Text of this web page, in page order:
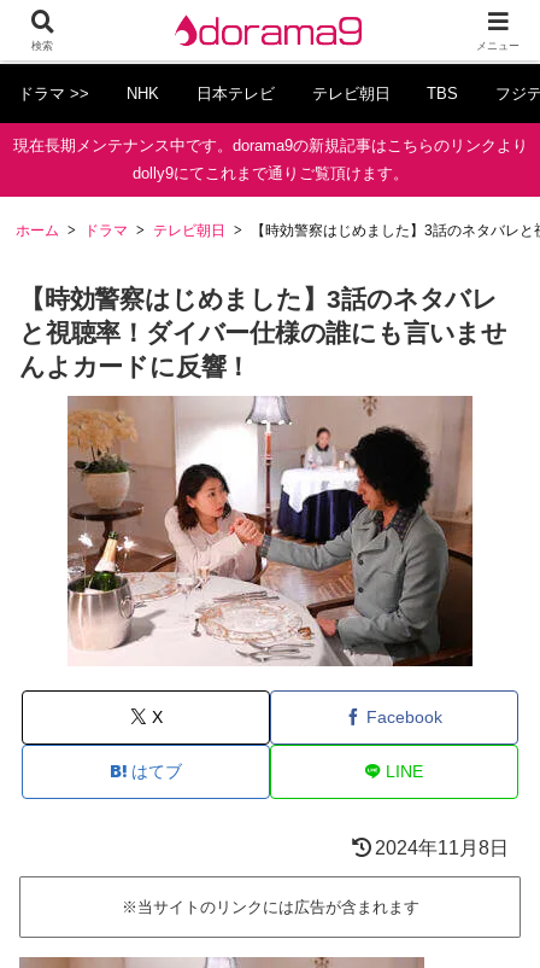
ドラマ >> NHK 日本テレビ テレビ朝日 TBS フジ
現在長期メンテナンス中です。dorama9の新規記事はこちらのリンクより
dolly9にてこれまで通りご覧頂けます。
ホーム ドラマ テレビ朝日 【時効警察はじめました】3話のネタバレ
【時効警察はじめました】3話のネタバレ
と視聴率！ダイバー仕様の誰にも言いませ
んよカードに反響！
X Facebook
はてブ LINE
2024年11月8日
※当サイトのリンクには広告が含まれます
検索 メニュー